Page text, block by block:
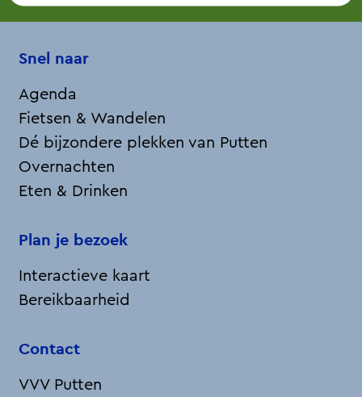
Snel naar
Agenda
Fietsen & Wandelen
Dé bijzondere plekken van Putten
Overnachten
Eten & Drinken
Plan je bezoek
Interactieve kaart
Bereikbaarheid
Contact
VVV Putten